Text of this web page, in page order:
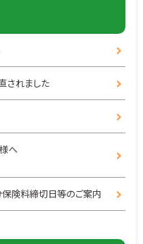
されました
へ
険料締切日等のご案内